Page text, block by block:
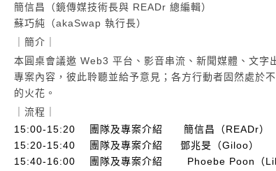
簡信昌（鏡傳媒技術長與 READr 總編輯）
蘇巧純（akaSwap 執行長）
｜簡介｜
本圓桌會議邀 Web3 平台、影音串流、新聞媒體、文字
專案內容，彼此聆聽並給予意見；各方行動者固然處於
的火花。
｜流程｜
15:00-15:20
團隊及專案介紹
簡信昌（
15:20-15:40
團隊及專案介紹
鄧兆旻（Giloo）
15:40-16:00
團隊及專案介紹
Phoebe Poon（